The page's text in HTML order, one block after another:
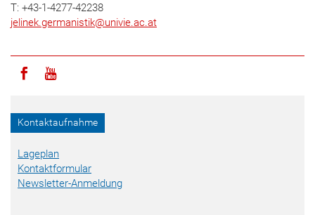
T: +43-1-4277-42238
jelinek.germanistik@univie.ac.at
Icon facebook
Icon youtube
Kontaktaufnahme
Lageplan
Kontaktformular
Newsletter-Anmeldung